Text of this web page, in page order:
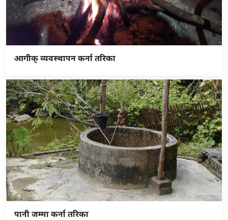
आगीक् व्यवस्थापन कर्ना तरिका
पानी जम्मा कर्ना तरिका